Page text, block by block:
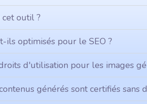
outil ?
ils optimisés pour le SEO ?
d'utilisation pour les images
générés sont certifiés sans